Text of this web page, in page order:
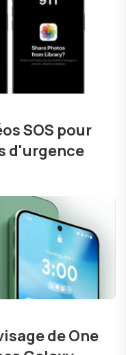
SOS pour
d'urgence
de One